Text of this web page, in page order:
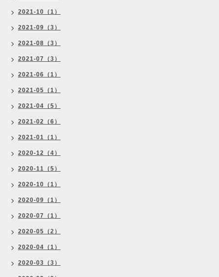
2021-10（1）
2021-09（3）
2021-08（3）
2021-07（3）
2021-06（1）
2021-05（1）
2021-04（5）
2021-02（6）
2021-01（1）
2020-12（4）
2020-11（5）
2020-10（1）
2020-09（1）
2020-07（1）
2020-05（2）
2020-04（1）
2020-03（3）